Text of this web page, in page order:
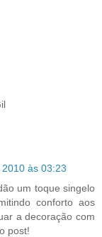
às 03:23
um toque singelo
conforto aos
a decoração com
post!